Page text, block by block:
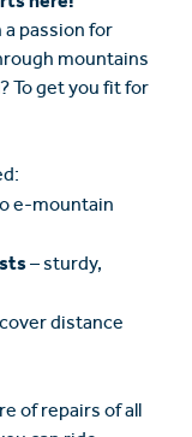
a passion for
mountains
To get you fit for
e-mountain
– sturdy,
distance
of repairs of all